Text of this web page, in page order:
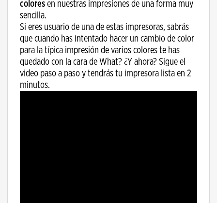
colores en nuestras impresiones de una forma muy
sencilla.
Si eres usuario de una de estas impresoras, sabrás
que cuando has intentado hacer un cambio de color
para la típica impresión de varios colores te has
quedado con la cara de What? ¿Y ahora? Sigue el
video paso a paso y tendrás tu impresora lista en 2
minutos.